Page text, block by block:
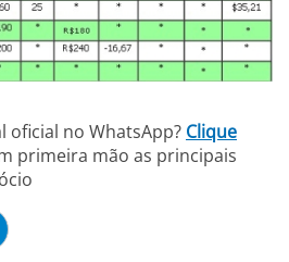
oficial no WhatsApp? Clique
primeira mão as principais